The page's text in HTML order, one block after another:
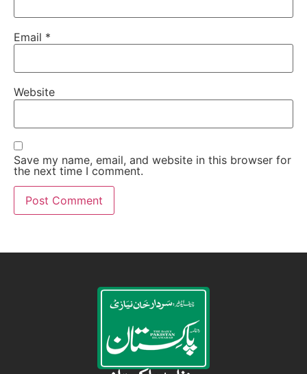
Email *
Website
Save my name, email, and website in this browser for
the next time I comment.